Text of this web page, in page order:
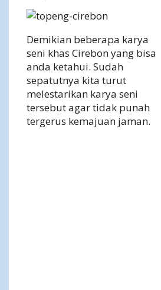
Demikian beberapa karya
seni khas Cirebon yang bisa
anda ketahui. Sudah
sepatutnya kita turut
melestarikan karya seni
tersebut agar tidak punah
tergerus kemajuan jaman.